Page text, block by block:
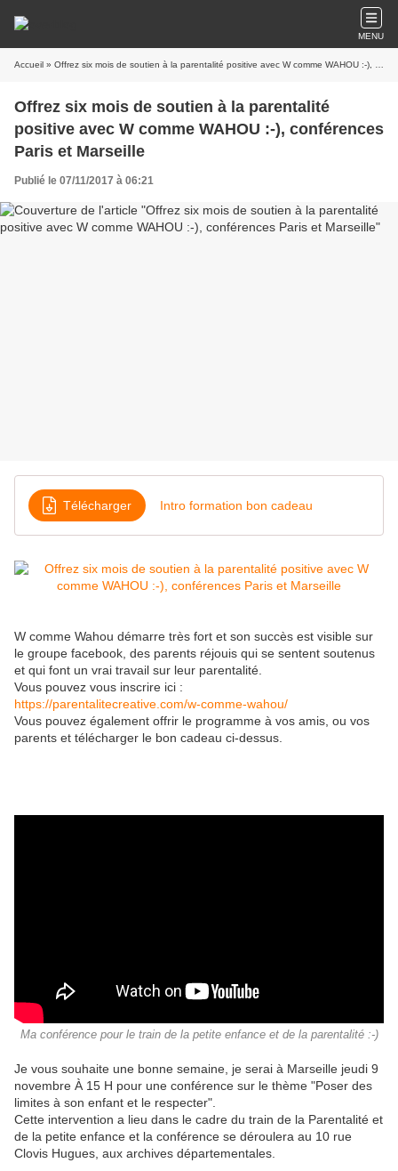
MENU
Accueil » Offrez six mois de soutien à la parentalité positive avec W comme WAHOU :-), conférences Paris et Marseille
Offrez six mois de soutien à la parentalité
positive avec W comme WAHOU :-), conférences
Paris et Marseille
Publié le 07/11/2017 à 06:21
Télécharger Intro formation bon cadeau
W comme Wahou démarre très fort et son succès est visible sur
le groupe facebook, des parents réjouis qui se sentent soutenus
et qui font un vrai travail sur leur parentalité.
Vous pouvez vous inscrire ici :
https://parentalitecreative.com/w-comme-wahou/
Vous pouvez également offrir le programme à vos amis, ou vos
parents et télécharger le bon cadeau ci-dessus.
Ma conférence pour le train de la petite enfance et de la parentalité :-)
Je vous souhaite une bonne semaine, je serai à Marseille jeudi 9
novembre À 15 H pour une conférence sur le thème "Poser des
limites à son enfant et le respecter".
Cette intervention a lieu dans le cadre du train de la Parentalité et
de la petite enfance et la conférence se déroulera au 10 rue
Clovis Hugues, aux archives départementales.